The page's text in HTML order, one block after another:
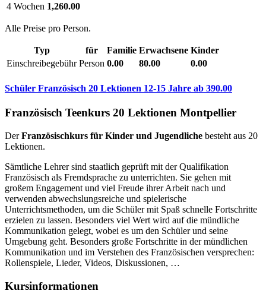
4 Wochen 1,260.00
Alle Preise pro Person.
Typ für Familie Erwachsene Kinder
Einschreibegebühr Person 0.00 80.00 0.00
Schüler Französisch 20 Lektionen 12-15 Jahre ab 390.00
Französisch Teenkurs 20 Lektionen Montpellier
DerFranzösischkurs für Kinder und Jugendliche besteht aus 20
Lektionen.
Sämtliche Lehrer sind staatlich geprüft mit der Qualifikation
Französisch als Fremdsprache zu unterrichten. Sie gehen mit
großem Engagement und viel Freude ihrer Arbeit nach und
verwenden abwechslungsreiche und spielerische
Unterrichtsmethoden, um die Schüler mit Spaß schnelle Fortschritte
erzielen zu lassen. Besonders viel Wert wird auf die mündliche
Kommunikation gelegt, wobei es um den Schüler und seine
Umgebung geht. Besonders große Fortschritte in der mündlichen
Kommunikation und im Verstehen des Französischen versprechen:
Rollenspiele, Lieder, Videos, Diskussionen, …
Kursinformationen